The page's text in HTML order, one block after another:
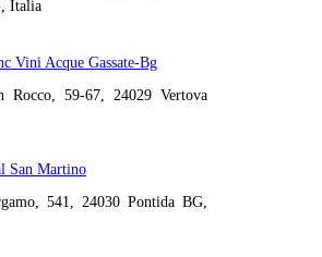
Italia
Vini Acque Gassate-Bg
Rocco, 59-67, 24029 Vertova
San Martino
541, 24030 Pontida BG,